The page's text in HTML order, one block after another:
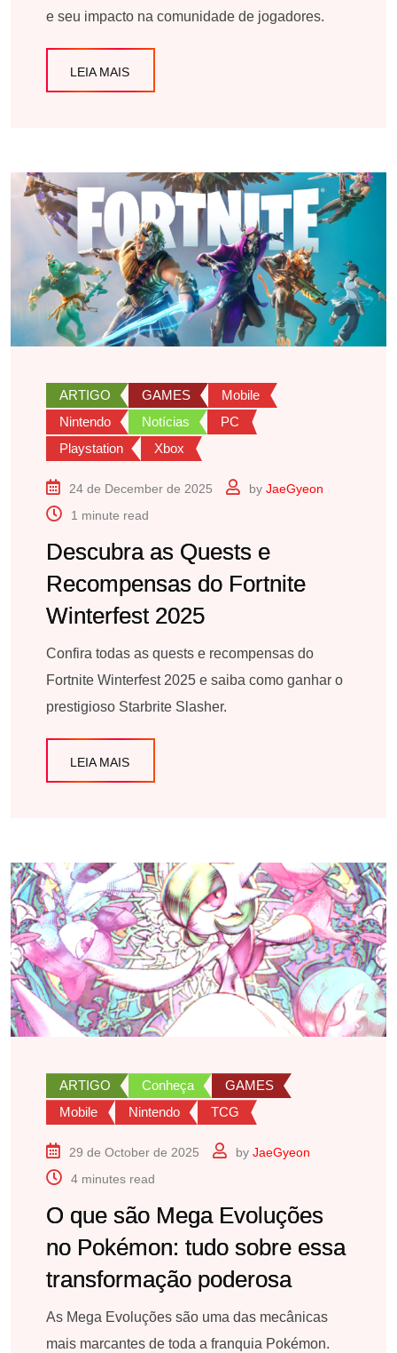
e seu impacto na comunidade de jogadores.
LEIA MAIS
ARTIGO GAMES
Mobile
Nintendo
Notícias
PC
Playstation
Xbox
24 de December de 2025 by JaeGyeon
1 minute read
Descubra as Quests e
Recompensas do Fortnite
Winterfest 2025
Confira todas as quests e recompensas do
Fortnite Winterfest 2025 e saiba como ganhar o
prestigioso Starbrite Slasher.
LEIA MAIS
ARTIGO Conheça
GAMES
Mobile
Nintendo TCG
29 de October de 2025 by JaeGyeon
4 minutes read
O que são Mega Evoluções
no Pokémon: tudo sobre essa
transformação poderosa
As Mega Evoluções são uma das mecânicas
mais marcantes de toda a franquia Pokémon.